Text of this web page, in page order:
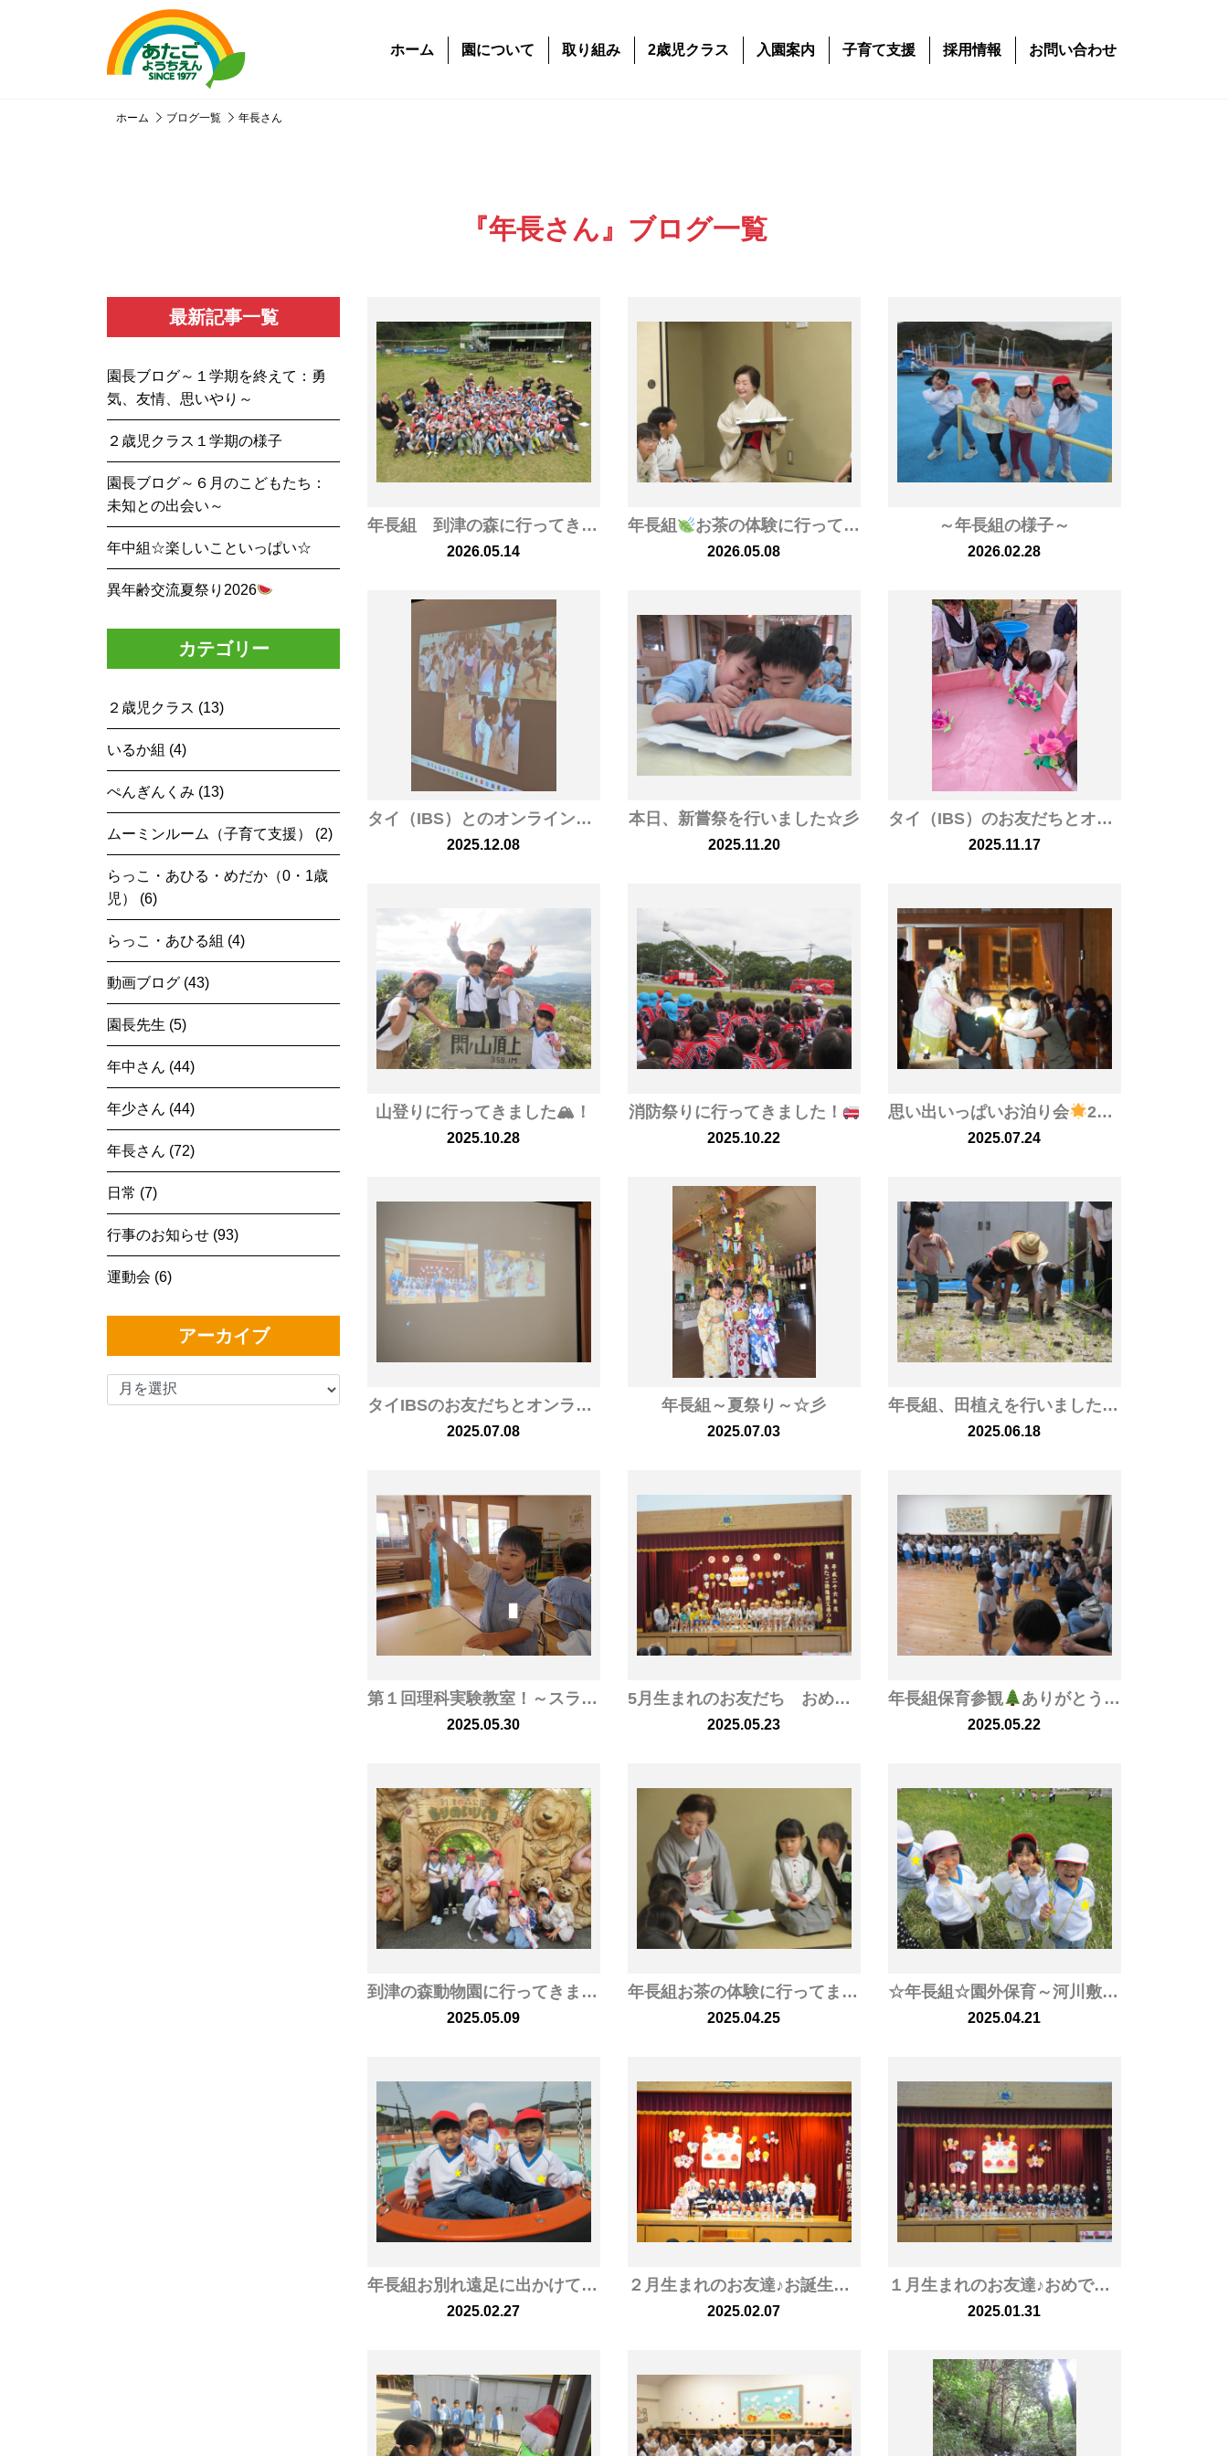
ホーム 園について 取り組み 2歳児クラス 入園案内 子育て支援 採用情報 お問い合わせ
ホーム ブログ一覧 年長さん
『年長さん』ブログ一覧
最新記事一覧
園長ブログ～１学期を終えて：勇
気、友情、思いやり～
２歳児クラス１学期の様子
園長ブログ～６月のこどもたち：
未知との出会い～
年中組☆楽しいこといっぱい☆
異年齢交流夏祭り2026
カテゴリー
２歳児クラス (13)
いるか組 (4)
ぺんぎんくみ (13)
ムーミンルーム（子育て支援） (2)
らっこ・あひる・めだか（0・1歳
児） (6)
らっこ・あひる組 (4)
動画ブログ (43)
園長先生 (5)
年中さん (44)
年少さん (44)
年長さん (72)
日常 (7)
行事のお知らせ (93)
運動会 (6)
アーカイブ
年長組 到津の森に行ってきました
2026.05.14
年長組 お茶の体験に行ってまいりました
2026.05.08
～年長組の様子～
2026.02.28
タイ（IBS）とのオンライン交流
2025.12.08
本日、新嘗祭を行いました☆彡
2025.11.20
タイ（IBS）のお友だちとオンライン交流
2025.11.17
山登りに行ってきました🏔！
2025.10.28
消防祭りに行ってきました！
2025.10.22
思い出いっぱいお泊り会 2025．7．18～19
2025.07.24
タイIBSのお友だちとオンライン交流をしました
2025.07.08
年長組～夏祭り～☆彡
2025.07.03
年長組、田植えを行いました☆彡
2025.06.18
第１回理科実験教室！～スライム作り～
2025.05.30
5月生まれのお友だち おめでとうございます！
2025.05.23
年長組保育参観 ありがとうございました！
2025.05.22
到津の森動物園に行ってきました！
2025.05.09
年長組お茶の体験に行ってまいりました
2025.04.25
☆年長組☆園外保育～河川敷に行ってきました
2025.04.21
年長組お別れ遠足に出かけてきました！
2025.02.27
２月生まれのお友達♪お誕生日おめでとうございます！♡
2025.02.07
１月生まれのお友達♪おめでとうございます！
2025.01.31